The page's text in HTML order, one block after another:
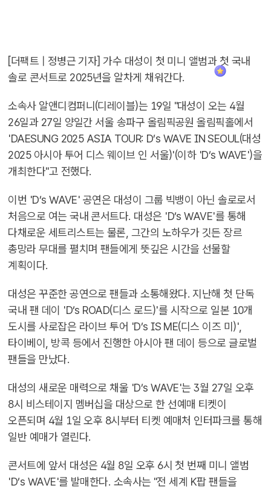
[더팩트 | 정병근 기자] 가수 대성이 첫 미니 앨범과 첫 국내
솔로 콘서트로 2025년을 알차게 채워간다.
소속사 알앤디컴퍼니(디레이블)는 19일 "대성이 오는 4월
26일과 27일 양일간 서울 송파구 올림픽공원 올림픽홀에서
'DAESUNG 2025 ASIA TOUR: D’s WAVE IN SEOUL(대성
2025 아시아 투어 디스 웨이브 인 서울)'(이하 'D’s WAVE')을
개최한다"고 전했다.
이번 'D’s WAVE' 공연은 대성이 그룹 빅뱅이 아닌 솔로로서
처음으로 여는 국내 콘서트다. 대성은 'D’s WAVE'를 통해
다채로운 세트리스트는 물론, 그간의 노하우가 깃든 장르
총망라 무대를 펼치며 팬들에게 뜻깊은 시간을 선물할
계획이다.
대성은 꾸준한 공연으로 팬들과 소통해왔다. 지난해 첫 단독
국내 팬 데이 'D’s ROAD(디스 로드)'를 시작으로 일본 10개
도시를 사로잡은 라이브 투어 'D’s IS ME(디스 이즈 미)',
타이베이, 방콕 등에서 진행한 아시아 팬 데이 등으로 글로벌
팬들을 만났다.
대성의 새로운 매력으로 채울 'D’s WAVE'는 3월 27일 오후
8시 비스테이지 멤버십을 대상으로 한 선예매 티켓이
오픈되며 4월 1일 오후 8시부터 티켓 예매처 인터파크를 통해
일반 예매가 열린다.
콘서트에 앞서 대성은 4월 8일 오후 6시 첫 번째 미니 앨범
'D’s WAVE'를 발매한다. 소속사는 "전 세계 K팝 팬들을